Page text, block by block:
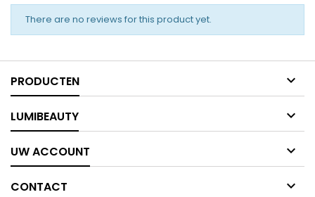
There are no reviews for this product yet.
PRODUCTEN 
LUMIBEAUTY 
UW ACCOUNT 
CONTACT 